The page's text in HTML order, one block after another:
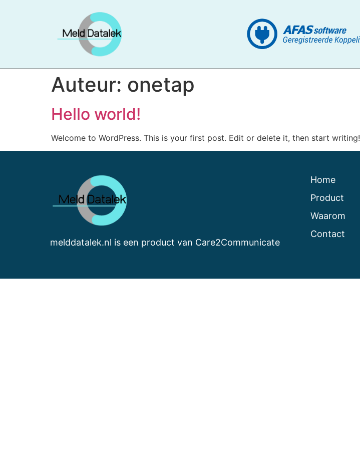
Auteur: onetap
Hello world!
Welcome to WordPress. This is your first post. Edit or delete it, then start writing!
melddatalek.nl is een product van Care2Communicate
Home
Product
Waarom
Contact